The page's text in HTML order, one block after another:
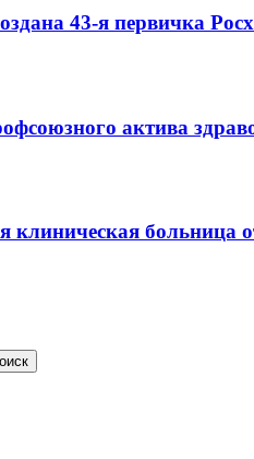
43-я первичка
актива
клиническая больница